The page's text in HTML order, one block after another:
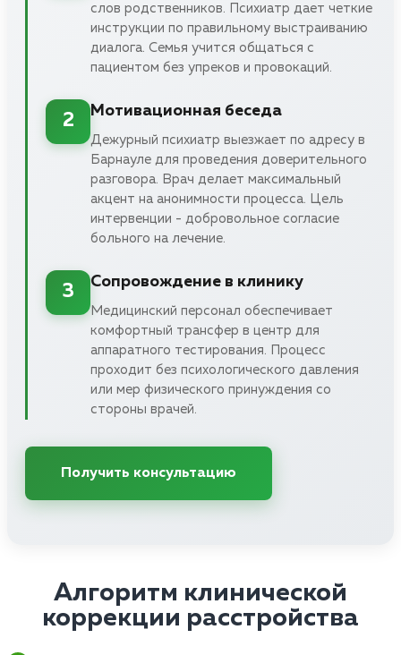
слов родственников. Психиатр дает четкие
инструкции по правильному выстраиванию
диалога. Семья учится общаться с
пациентом без упреков и провокаций.
2
Мотивационная беседа
Дежурный психиатр выезжает по адресу в
Барнауле для проведения доверительного
разговора. Врач делает максимальный
акцент на анонимности процесса. Цель
интервенции - добровольное согласие
больного на лечение.
3
Сопровождение в клинику
Медицинский персонал обеспечивает
комфортный трансфер в центр для
аппаратного тестирования. Процесс
проходит без психологического давления
или мер физического принуждения со
стороны врачей.
Получить консультацию
Алгоритм клинической
коррекции расстройства